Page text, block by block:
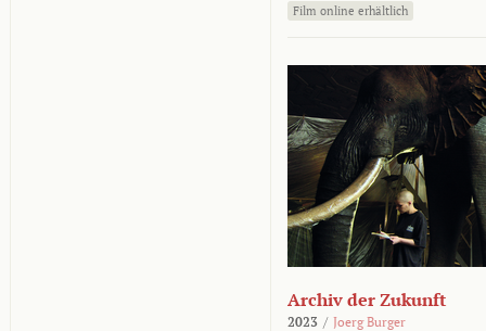
Film online erhältlich
Archiv der Zukunft
2023 / Joerg Burger